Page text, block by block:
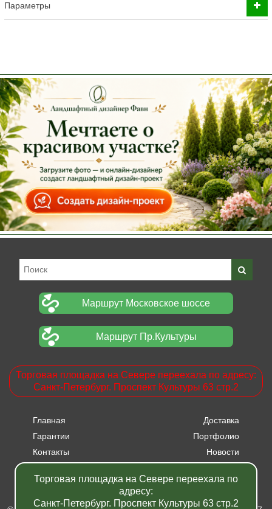
Параметры
Маршрут Московское шоссе
Маршрут Пр.Культуры
Торговая площадка на Севере переехала по адресу:
Санкт-Петербург. Проспект Культуры 63 стр.2
Главная
Доставка
Гарантии
Портфолио
Контакты
Новости
Акции
Торговая площадка на Севере переехала по
адресу:
Санкт-Петербург. Проспект Культуры 63 стр.2